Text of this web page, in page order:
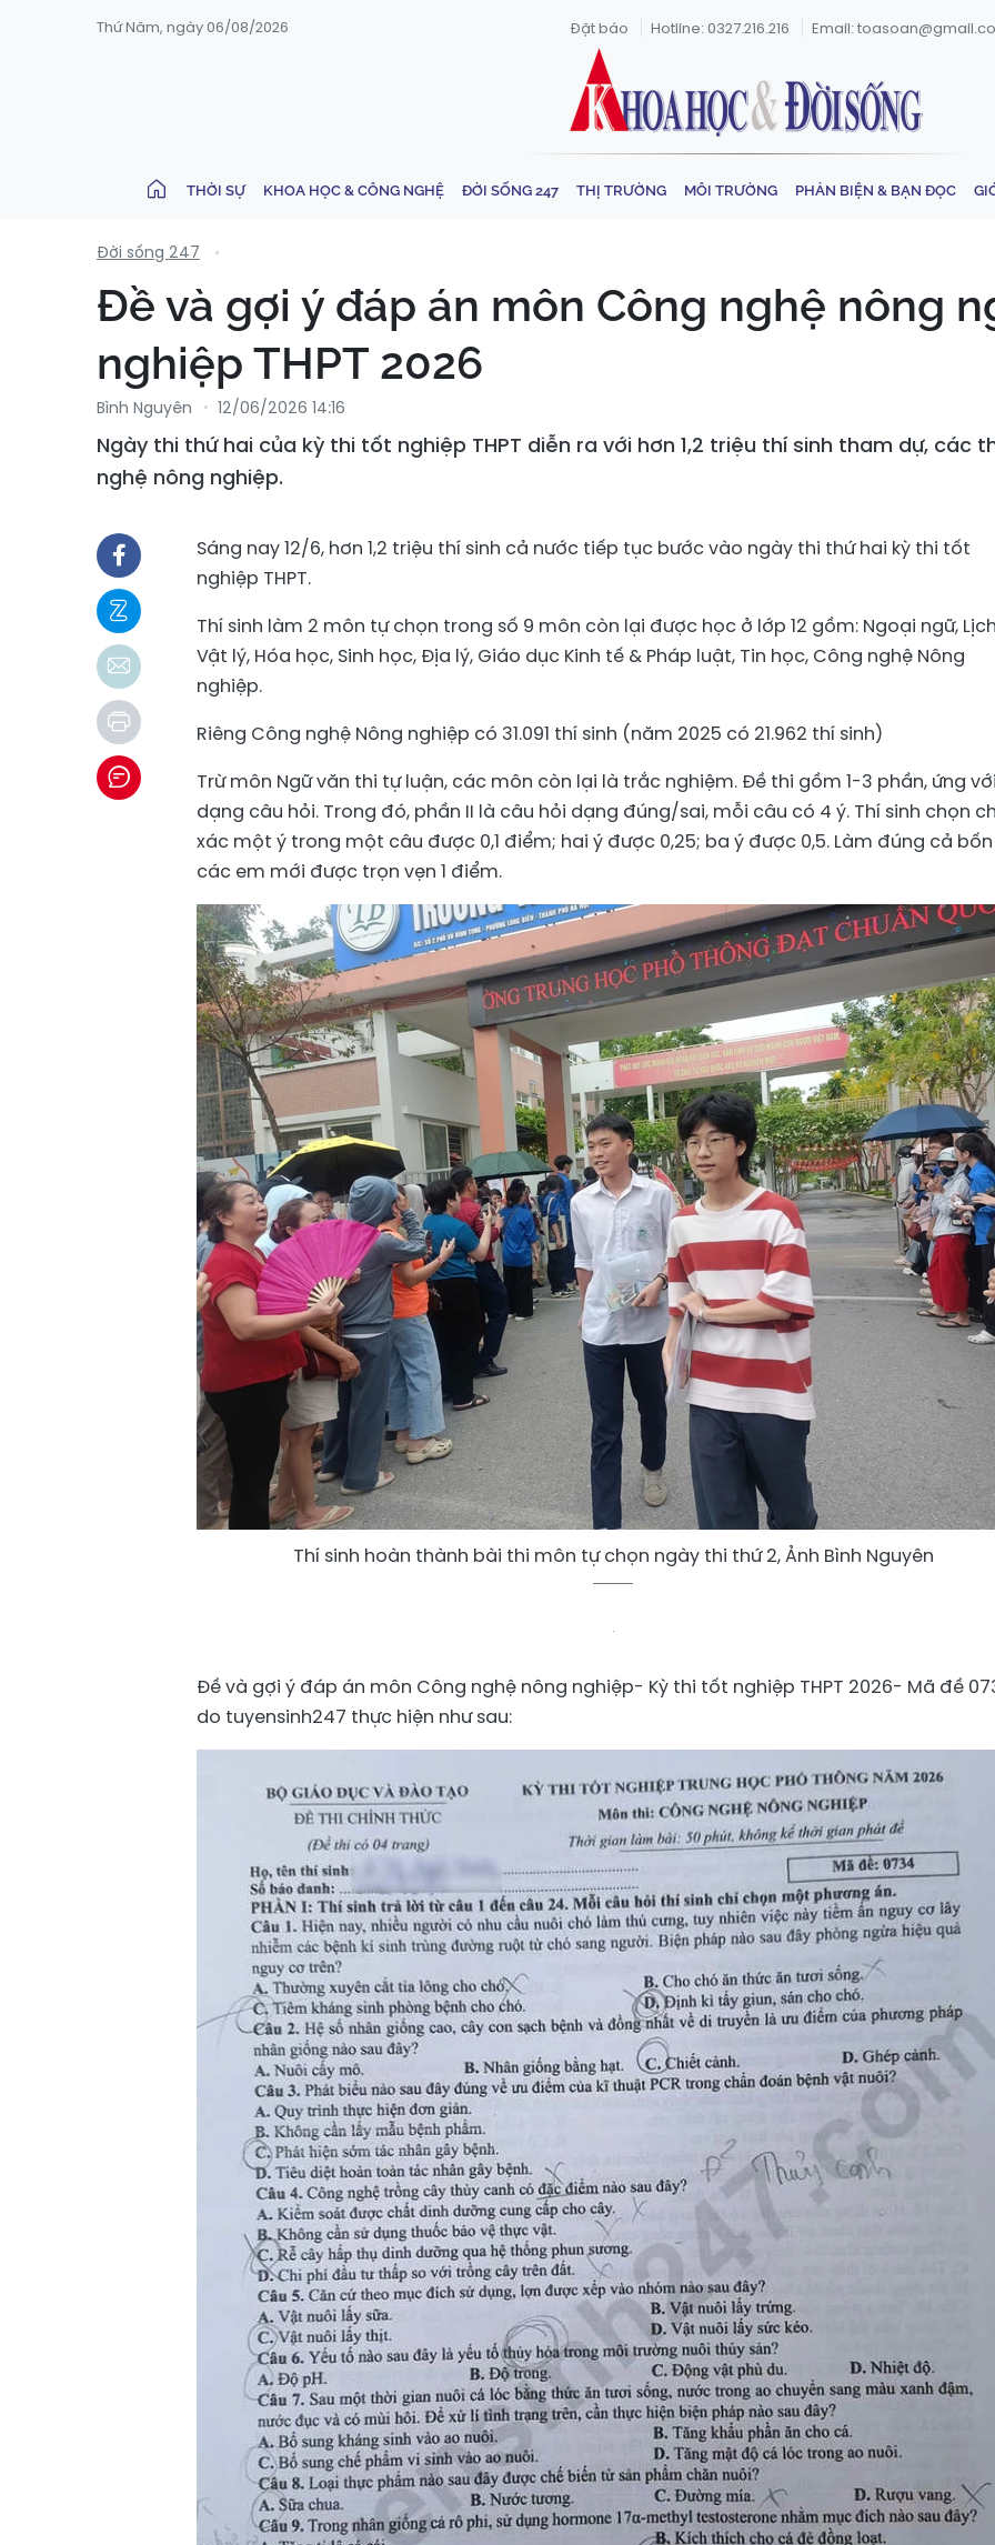
Thứ Năm, ngày 06/08/2026 Đặt báo Hotline: 0327.216.216 Email:
THỜI SỰ KHOA HỌC & CÔNG NGHỆ ĐỜI SỐNG 247 THỊ TRƯỜNG MÔI TRƯỜNG PHẢN BIỆN & BẠN ĐỌC
Đời sống 247
Đề và gợi ý đáp án môn Công nghệ nông
nghiệp THPT 2026
Bình Nguyên 12/06/2026 14:16
Ngày thi thứ hai của kỳ thi tốt nghiệp THPT diễn ra với hơn 1,2 triệu thí sinh tham dự, các
nghệ nông nghiệp.
Sáng nay 12/6, hơn 1,2 triệu thí sinh cả nước tiếp tục bước vào ngày thi thứ hai kỳ thi tốt
nghiệp THPT.
Thí sinh làm 2 môn tự chọn trong số 9 môn còn lại được học ở lớp 12 gồm: Ngoại ngữ,
Vật lý, Hóa học, Sinh học, Địa lý, Giáo dục Kinh tế & Pháp luật, Tin học, Công nghệ Nông
nghiệp.
Riêng Công nghệ Nông nghiệp có 31.091 thí sinh (năm 2025 có 21.962 thí sinh)
Trừ môn Ngữ văn thi tự luận, các môn còn lại là trắc nghiệm. Đề thi gồm 1-3 phần, ứng
dạng câu hỏi. Trong đó, phần II là câu hỏi dạng đúng/sai, mỗi câu có 4 ý. Thí sinh chọn
xác một ý trong một câu được 0,1 điểm; hai ý được 0,25; ba ý được 0,5. Làm đúng cả bốn
các em mới được trọn vẹn 1 điểm.
Thí sinh hoàn thành bài thi môn tự chọn ngày thi thứ 2, Ảnh Bình Nguyên
Đề và gợi ý đáp án môn Công nghệ nông nghiệp- Kỳ thi tốt nghiệp THPT 2026- Mã đề
do tuyensinh247 thực hiện như sau: